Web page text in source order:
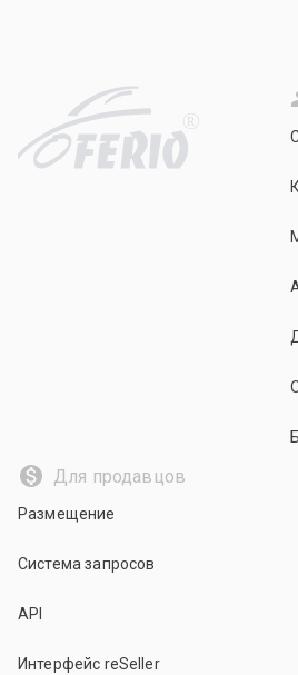
R
Для продавцов
Размещение
Система запросов
API
Интерфейс reSeller